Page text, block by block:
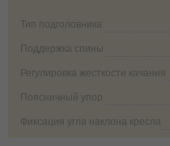
Тип подголовника
Поддержка спины
Регулировка жесткости качания
Поясничный упор
Фиксация угла наклона кресла